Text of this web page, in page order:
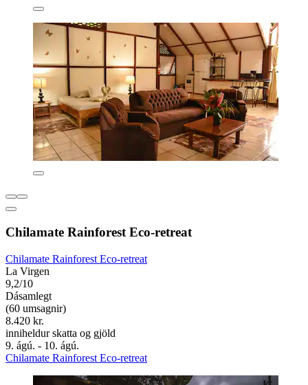
Chilamate Rainforest Eco-retreat
Chilamate Rainforest Eco-retreat
La Virgen
9,2/10
Dásamlegt
(60 umsagnir)
8.420 kr.
inniheldur skatta og gjöld
9. ágú. - 10. ágú.
Chilamate Rainforest Eco-retreat